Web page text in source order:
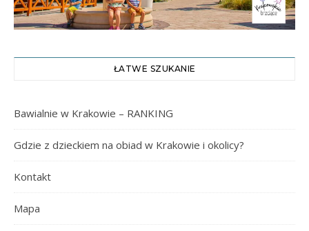
ŁATWE SZUKANIE
Bawialnie w Krakowie – RANKING
Gdzie z dzieckiem na obiad w Krakowie i okolicy?
Kontakt
Mapa